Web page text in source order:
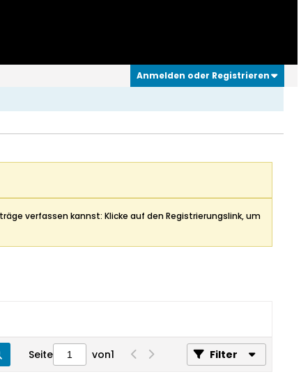
Anmelden oder Registrieren
verfassen kannst: Klicke auf den Registrierungslink, um
Seite von1 Filter